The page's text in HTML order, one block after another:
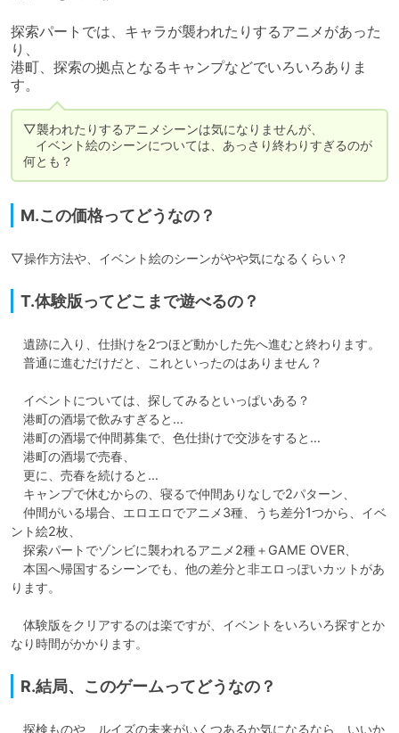
探索パートでは、キャラが襲われたりするアニメがあった
り、
港町、探索の拠点となるキャンプなどでいろいろありま
す。
▽襲われたりするアニメシーンは気になりませんが、
イベント絵のシーンについては、あっさり終わりすぎるのが
何とも？
M.この価格ってどうなの？
▽操作方法や、イベント絵のシーンがやや気になるくらい？
T.体験版ってどこまで遊べるの？
遺跡に入り、仕掛けを2つほど動かした先へ進むと終わります。
普通に進むだけだと、これといったのはありません？
イベントについては、探してみるといっぱいある？
港町の酒場で飲みすぎると…
港町の酒場で仲間募集で、色仕掛けで交渉をすると…
港町の酒場で売春、
更に、売春を続けると…
キャンプで休むからの、寝るで仲間ありなしで2パターン、
仲間がいる場合、エロエロでアニメ3種、うち差分1つから、イベ
ント絵2枚、
探索パートでゾンビに襲われるアニメ2種＋GAME OVER、
本国へ帰国するシーンでも、他の差分と非エロっぽいカットがあ
ります。
体験版をクリアするのは楽ですが、イベントをいろいろ探すとか
なり時間がかかります。
R.結局、このゲームってどうなの？
探検ものや、ルイズの未来がいくつあるか気になるなら、いいか